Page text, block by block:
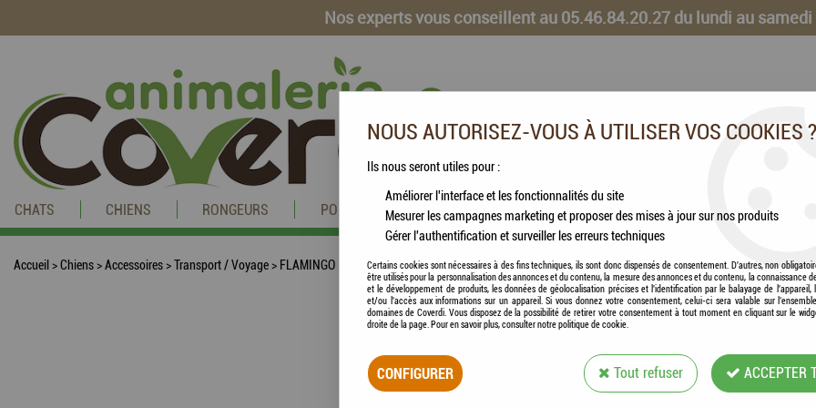
Nos experts vous conseillent au 05.46.84.20.27 du lundi au samedi
CHATS CHIENS RONGEURS POISSONS CHEVAUX VOLAILLES ANIMAUX DE LA FERME
Accueil >Chiens>Accessoires>Transport / Voyage> FLAMINGO - Caisse / Cage de Voyage NOMAD grise (Conforme Norme iata : compagnies aériennes)
FLAMINGO -
(CONFORME
NOUS AUTORISEZ-VOUS À UTILISER VOS COOKIES ?
Ils nous seront utiles pour :
Améliorer l'interface et les fonctionnalités du site
Mesurer les campagnes marketing et proposer des mises à jour sur nos produits
Gérer l'authentification et surveiller les erreurs techniques
Certains cookies sont nécessaires à des fins techniques, ils sont donc dispensés de consentement. D'autres, non
être utilisés pour la personnalisation des annonces et du contenu, la mesure des annonces et du contenu, la connaissance
et le développement de produits, les données de géolocalisation précises et l'identification par le balayage de l'appareil,
et/ou l'accès aux informations sur un appareil. Si vous donnez votre consentement, celui-ci sera valable sur
domaines de Coverdi. Vous disposez de la possibilité de retirer votre consentement à tout moment en cliquant sur le
droite de la page. Pour en savoir plus, consulter notre politique de cookie.
CONFIGURER Tout refuser ACCEPTER